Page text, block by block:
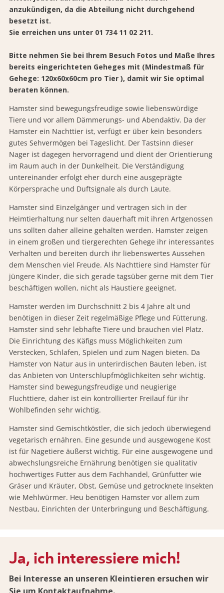
anzukündigen, da die Abteilung nicht durchgehend
besetzt ist.
Sie erreichen uns unter 01 734 11 02 211.
Bitte nehmen Sie bei Ihrem Besuch Fotos und Maße Ihres
bereits eingerichteten Geheges mit (Mindestmaß für
Gehege: 120x60x60cm pro Tier ), damit wir Sie optimal
beraten können.
Hamster sind bewegungsfreudige sowie liebenswürdige
Tiere und vor allem Dämmerungs- und Abendaktiv. Da der
Hamster ein Nachttier ist, verfügt er über kein besonders
gutes Sehvermögen bei Tageslicht. Der Tastsinn dieser
Nager ist dagegen hervorragend und dient der Orientierung
im Raum auch in der Dunkelheit. Die Verständigung
untereinander erfolgt eher durch eine ausgeprägte
Körpersprache und Duftsignale als durch Laute.
Hamster sind Einzelgänger und vertragen sich in der
Heimtierhaltung nur selten dauerhaft mit ihren Artgenossen
uns sollten daher alleine gehalten werden. Hamster zeigen
in einem großen und tiergerechten Gehege ihr interessantes
Verhalten und bereiten durch ihr liebenswertes Aussehen
dem Menschen viel Freude. Als Nachttiere sind Hamster für
jüngere Kinder, die sich gerade tagsüber gerne mit dem Tier
beschäftigen wollen, nicht als Haustiere geeignet.
Hamster werden im Durchschnitt 2 bis 4 Jahre alt und
benötigen in dieser Zeit regelmäßige Pflege und Fütterung.
Hamster sind sehr lebhafte Tiere und brauchen viel Platz.
Die Einrichtung des Käfigs muss Möglichkeiten zum
Verstecken, Schlafen, Spielen und zum Nagen bieten. Da
Hamster von Natur aus in unterirdischen Bauten leben, ist
das Anbieten von Unterschlupfmöglichkeiten sehr wichtig.
Hamster sind bewegungsfreudige und neugierige
Fluchttiere, daher ist ein kontrollierter Freilauf für ihr
Wohlbefinden sehr wichtig.
Hamster sind Gemischtköstler, die sich jedoch überwiegend
vegetarisch ernähren. Eine gesunde und ausgewogene Kost
ist für Nagetiere äußerst wichtig. Für eine ausgewogene und
abwechslungsreiche Ernährung benötigen sie qualitativ
hochwertiges Futter aus dem Fachhandel, Grünfutter wie
Gräser und Kräuter, Obst, Gemüse und getrocknete Insekten
wie Mehlwürmer. Heu benötigen Hamster vor allem zum
Nestbau, Einrichten der Unterbringung und Beschäftigung.
Ja, ich interessiere mich!
Bei Interesse an unseren Kleintieren ersuchen wir